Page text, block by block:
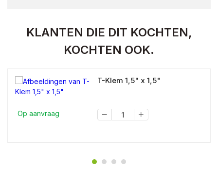
KLANTEN DIE DIT KOCHTEN,
KOCHTEN OOK.
Op aanvraag
T-Klem 1,5" x 1,5"